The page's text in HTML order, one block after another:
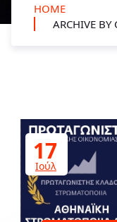
HOME
ARCHIVE BY
17
Ιούλ